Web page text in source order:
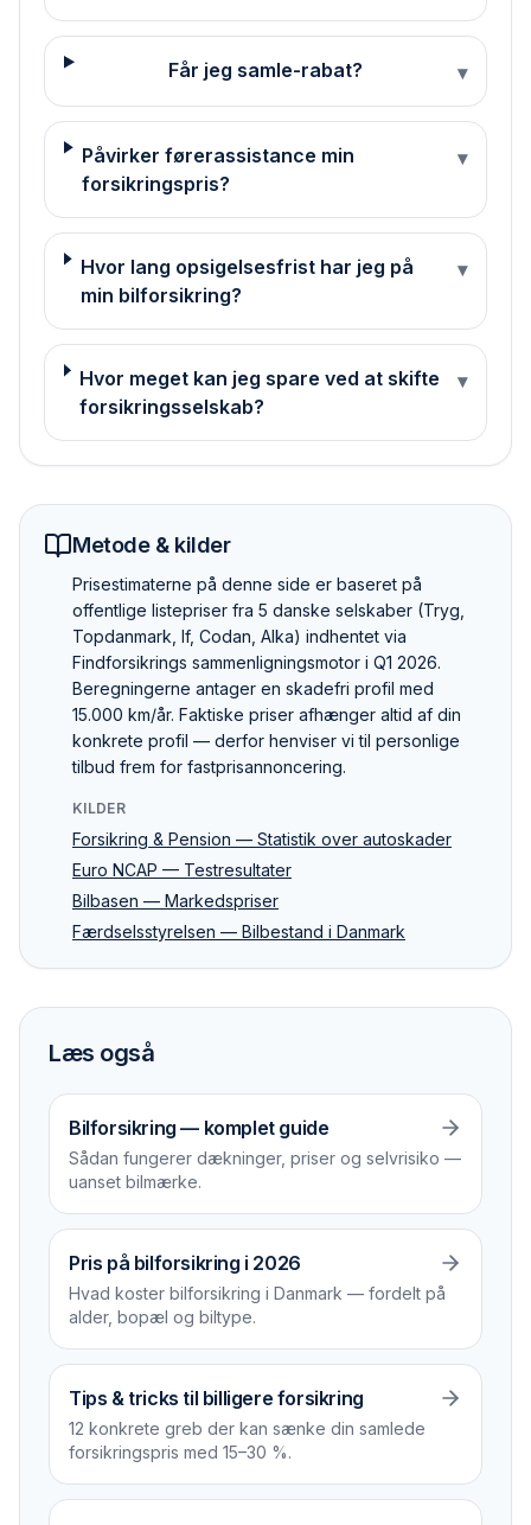
Får jeg samle-rabat? ▾
Påvirker førerassistance min
forsikringspris?
▾
Hvor lang opsigelsesfrist har jeg på
min bilforsikring?
▾
Hvor meget kan jeg spare ved at skifte
forsikringsselskab?
▾
Metode & kilder
Pris­estimaterne på denne side er baseret på
offentlige listepriser fra 5 danske selskaber (Tryg,
Topdanmark, If, Codan, Alka) indhentet via
Findforsikrings sammenlignings­motor i Q1 2026.
Beregningerne antager en skadefri profil med
15.000 km/år. Faktiske priser afhænger altid af din
konkrete profil — derfor henviser vi til personlige
tilbud frem for fastpris­annoncering.
KILDER
Forsikring & Pension — Statistik over autoskader
Euro NCAP — Testresultater
Bilbasen — Markedspriser
Færdselsstyrelsen — Bilbestand i Danmark
Læs også
Bilforsikring — komplet guide
Sådan fungerer dækninger, priser og selvrisiko —
uanset bilmærke.
Pris på bilforsikring i 2026
Hvad koster bilforsikring i Danmark — fordelt på
alder, bopæl og biltype.
Tips & tricks til billigere forsikring
12 konkrete greb der kan sænke din samlede
forsikrings­pris med 15–30 %.